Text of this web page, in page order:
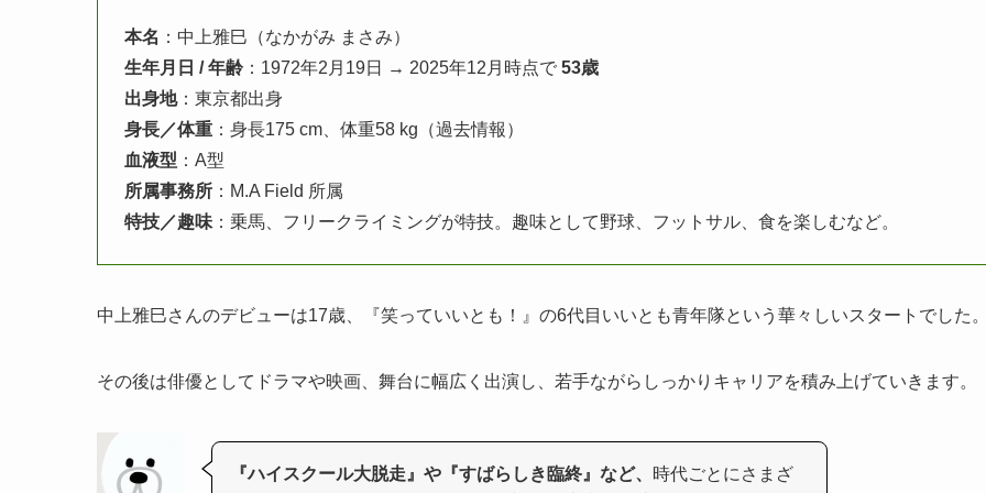
本名 ：中上雅巳（なかがみ まさみ）
生年月日 / 年齢 ：1972年2月19日 → 2025年12月時点で 53歳
出身地：東京都出身
身長／体重 ：身長175 cm、体重58 kg（過去情報）
血液型 ：A型
所属事務所 ：M.A Field 所属
特技／趣味 ：乗馬、フリークライミングが特技。趣味として野球、フットサル、食を楽しむなど。
中上雅巳さんのデビューは17歳、『笑っていいとも！』の6代目いいとも青年隊という華々しいスタートでした
その後は俳優としてドラマや映画、舞台に幅広く出演し、若手ながらしっかりキャリアを積み上げていきます。
『ハイスクール大脱走』や『すばらしき臨終』など、 時代ごとにさまざ